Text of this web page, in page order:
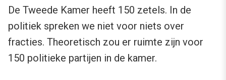
De Tweede Kamer heeft 150 zetels. In de
politiek spreken we niet voor niets over
fracties. Theoretisch zou er ruimte zijn voor
150 politieke partijen in de kamer.